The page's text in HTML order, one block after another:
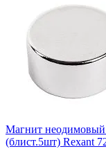
Магнит неодимовый
(блист.5шт) Rexant